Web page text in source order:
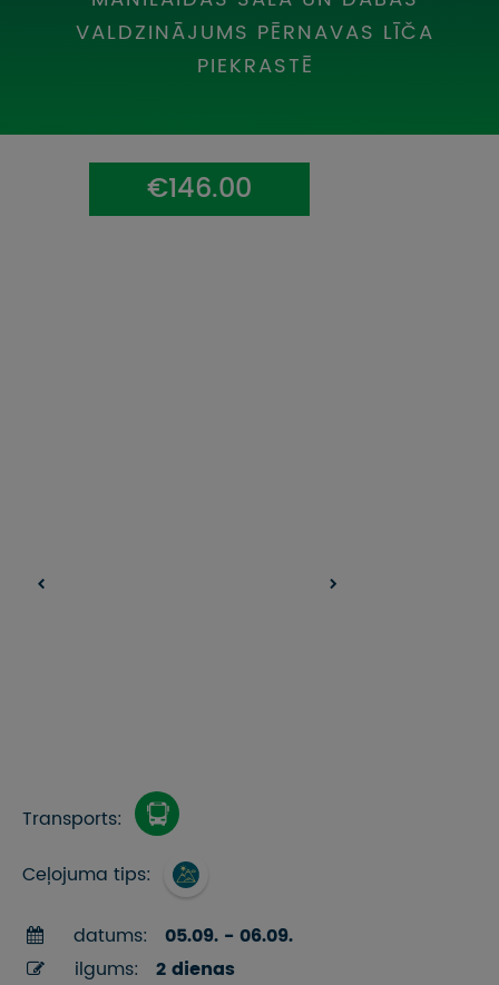
UZŅEMOŠAIS TŪRISMS
CEĻOJUMU APDROŠINĀŠANA
ATSAUKSMES PAR CEĻOJUMU
VALDZINĀJUMS PĒRNAVAS LĪČA
PIEKRASTĒ
€146.00
Transports:
Ceļojuma tips:
datums:
05.09. - 06.09.
ilgums:
2 dienas